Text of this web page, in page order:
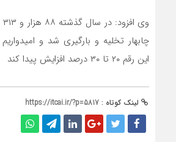
چابهار تخلیه و بارگیری شد و
این رقم ۲۰ تا ۳۰ درصد افزایش پیدا کند
لینک کوتاه : https://itcai.ir/?p=5817